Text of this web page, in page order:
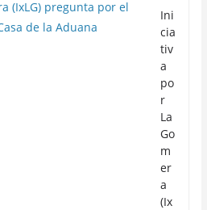
Ini
cia
tiv
a
po
r
La
Go
m
er
a
(Ix